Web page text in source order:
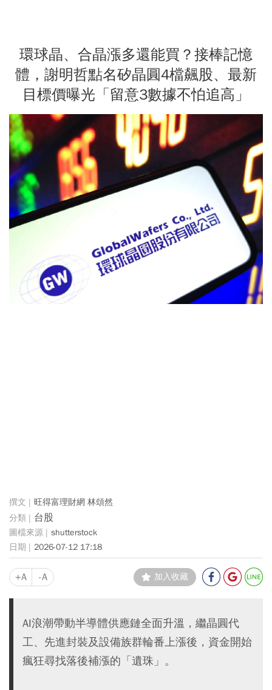
環球晶、合晶漲多還能買？接棒記憶
體，謝明哲點名矽晶圓4檔飆股、最新
目標價曝光「留意3數據不怕追高」
旺得富理財網 林頌然
台股
shutterstock
2026-07-12 17:18
+A -A 加入收藏
AI浪潮帶動半導體供應鏈全面升溫，繼晶圓代
工、先進封裝及設備族群輪番上漲後，資金開始
瘋狂尋找落後補漲的「遺珠」。